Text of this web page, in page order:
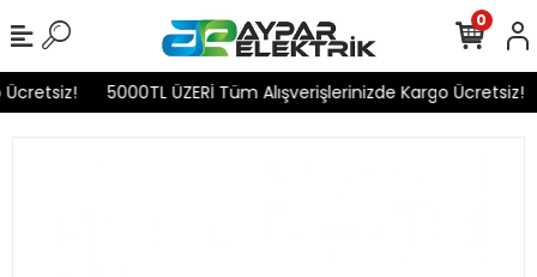
5000TL ÜZERİ Tüm Alışverişlerinizde Kargo Ücretsiz!
0